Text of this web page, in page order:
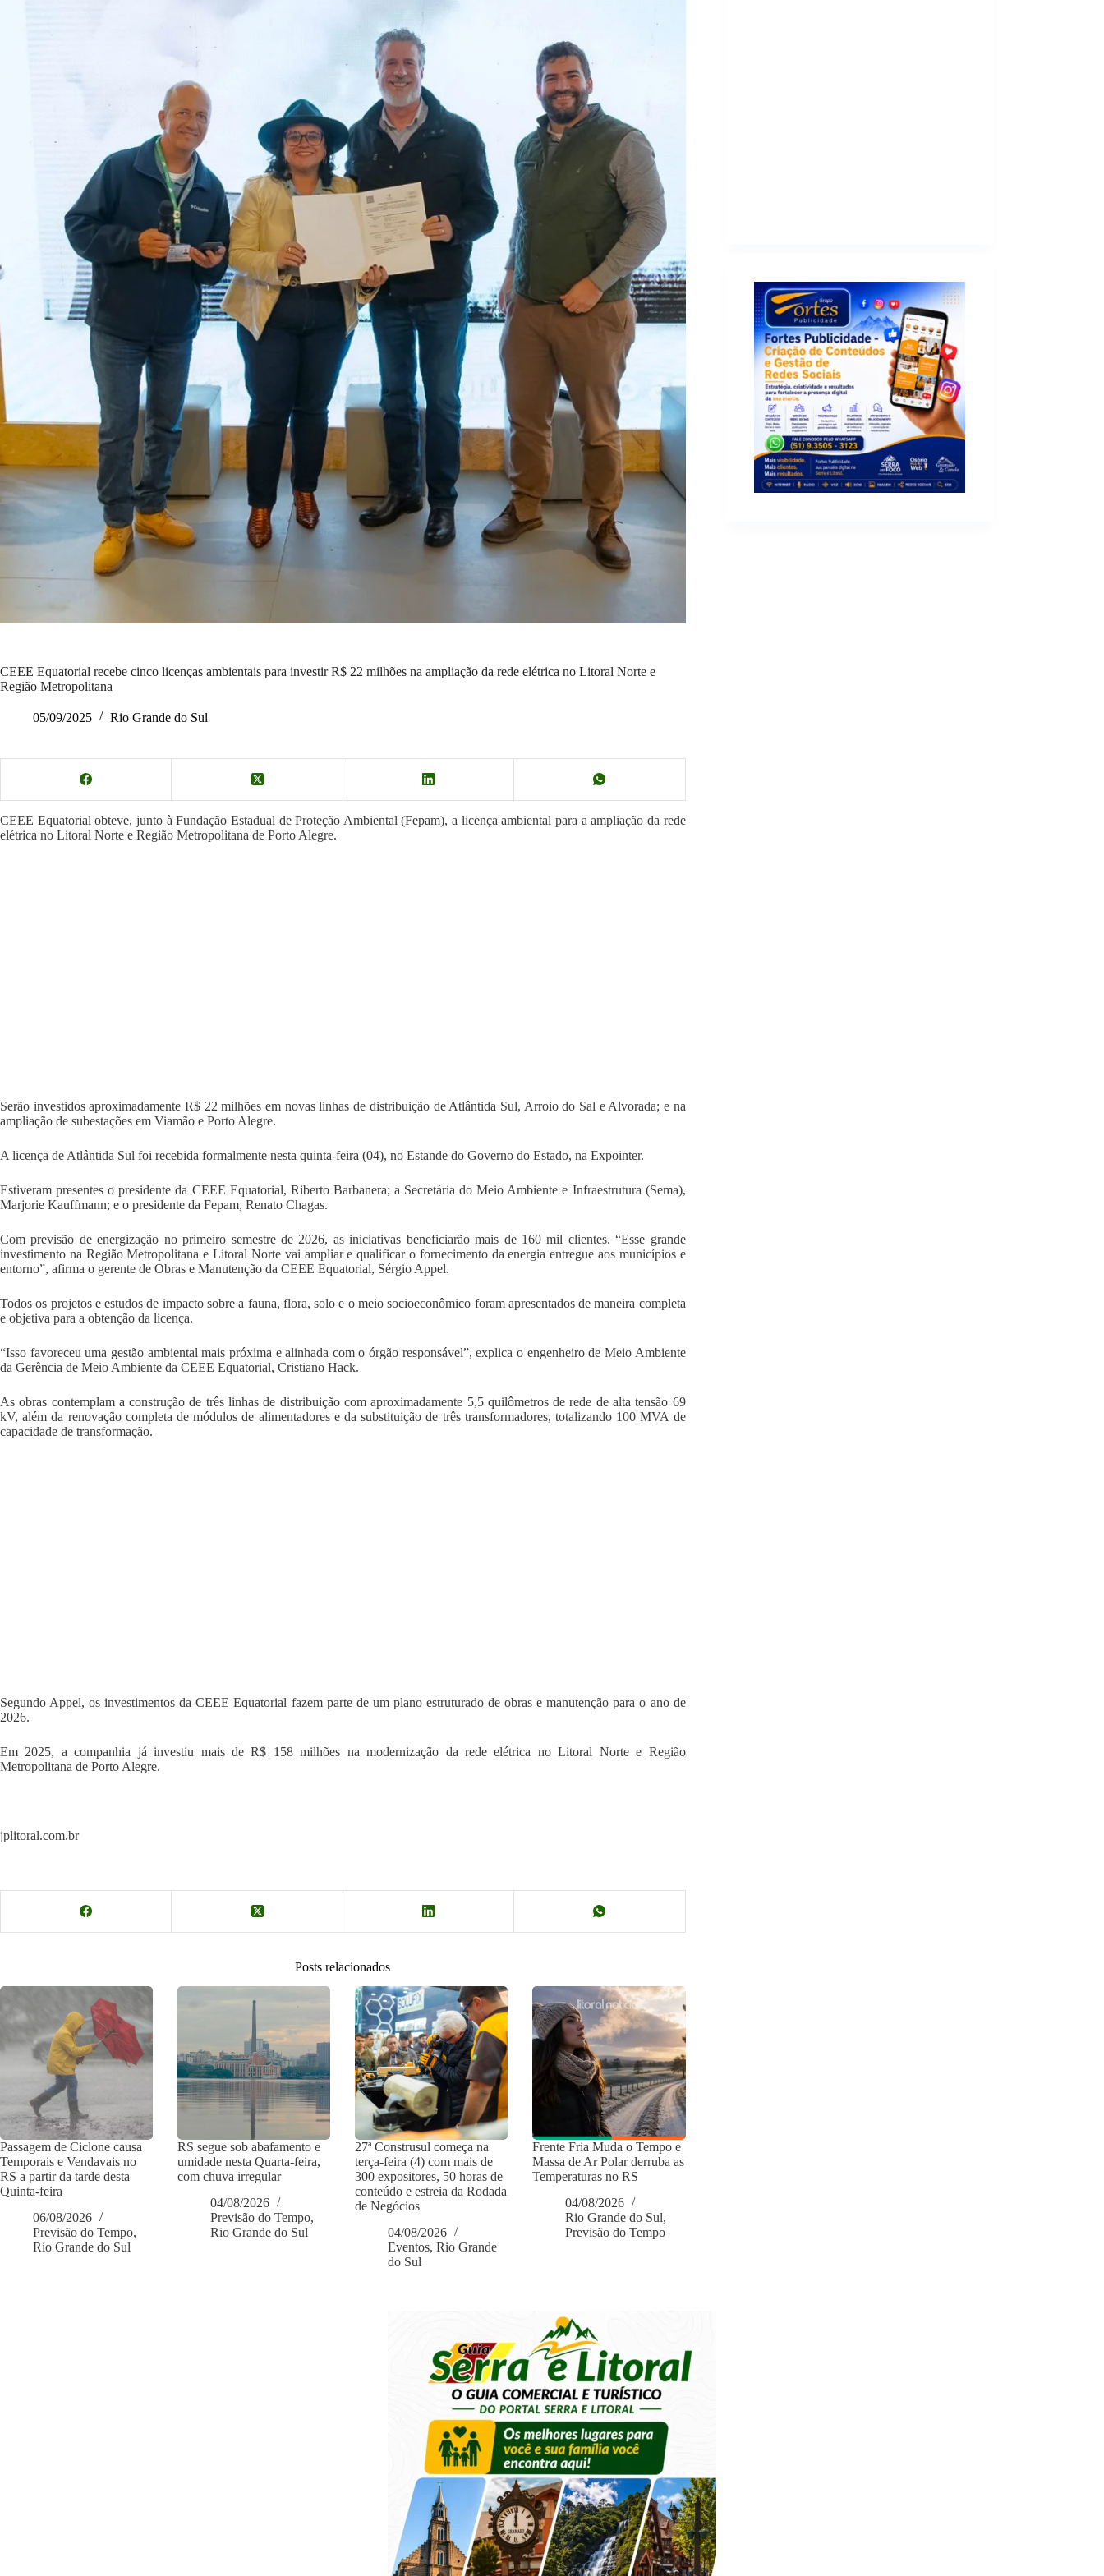
CEEE Equatorial recebe cinco licenças ambientais para investir R$ 22 milhões na ampliação da rede elétrica no Litoral Norte e
Região Metropolitana
05/09/2025 Rio Grande do Sul
CEEE Equatorial obteve, junto à Fundação Estadual de Proteção Ambiental (Fepam), a licença ambiental para a ampliação da rede
elétrica no Litoral Norte e Região Metropolitana de Porto Alegre.
Serão investidos aproximadamente R$ 22 milhões em novas linhas de distribuição de Atlântida Sul, Arroio do Sal e Alvorada; e na
ampliação de subestações em Viamão e Porto Alegre.
A licença de Atlântida Sul foi recebida formalmente nesta quinta-feira (04), no Estande do Governo do Estado, na Expointer.
Estiveram presentes o presidente da CEEE Equatorial, Riberto Barbanera; a Secretária do Meio Ambiente e Infraestrutura (Sema),
Marjorie Kauffmann; e o presidente da Fepam, Renato Chagas.
Com previsão de energização no primeiro semestre de 2026, as iniciativas beneficiarão mais de 160 mil clientes. “Esse grande
investimento na Região Metropolitana e Litoral Norte vai ampliar e qualificar o fornecimento da energia entregue aos municípios e
entorno”, afirma o gerente de Obras e Manutenção da CEEE Equatorial, Sérgio Appel.
Todos os projetos e estudos de impacto sobre a fauna, flora, solo e o meio socioeconômico foram apresentados de maneira completa
e objetiva para a obtenção da licença.
“Isso favoreceu uma gestão ambiental mais próxima e alinhada com o órgão responsável”, explica o engenheiro de Meio Ambiente
da Gerência de Meio Ambiente da CEEE Equatorial, Cristiano Hack.
As obras contemplam a construção de três linhas de distribuição com aproximadamente 5,5 quilômetros de rede de alta tensão 69
kV, além da renovação completa de módulos de alimentadores e da substituição de três transformadores, totalizando 100 MVA de
capacidade de transformação.
Segundo Appel, os investimentos da CEEE Equatorial fazem parte de um plano estruturado de obras e manutenção para o ano de
2026.
Em 2025, a companhia já investiu mais de R$ 158 milhões na modernização da rede elétrica no Litoral Norte e Região
Metropolitana de Porto Alegre.
jplitoral.com.br
Posts relacionados
Passagem de Ciclone causa
Temporais e Vendavais no
RS a partir da tarde desta
Quinta-feira
06/08/2026
Previsão do Tempo,
Rio Grande do Sul
RS segue sob abafamento e
umidade nesta Quarta-feira,
com chuva irregular
04/08/2026
Previsão do Tempo,
Rio Grande do Sul
27ª Construsul começa na
terça-feira (4) com mais de
300 expositores, 50 horas de
conteúdo e estreia da Rodada
de Negócios
04/08/2026
Eventos,Rio Grande
do Sul
Frente Fria Muda o Tempo e
Massa de Ar Polar derruba as
Temperaturas no RS
04/08/2026
Rio Grande do Sul,
Previsão do Tempo